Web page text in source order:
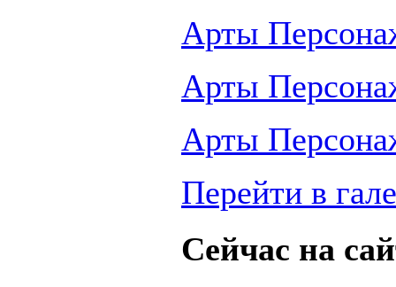
Арты
Арты
Арты
Перейти в
Сейчас на